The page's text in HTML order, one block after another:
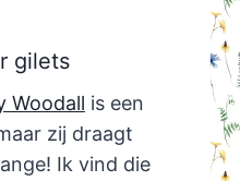
gilets
Woodall is een
zij draagt
Ik vind die